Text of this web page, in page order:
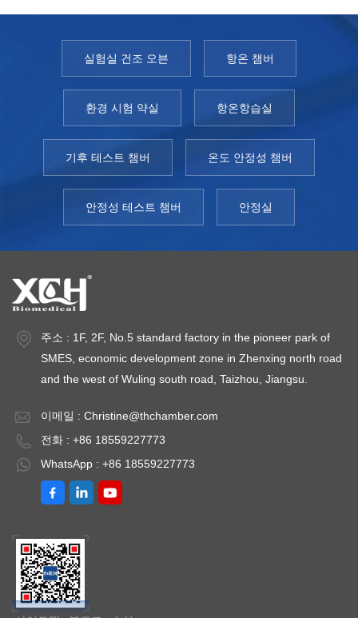
실험실 건조 오븐 항온 챔버
환경 시험 약실 항온항습실
기후 테스트 챔버 온도 안정성 챔버
안정성 테스트 챔버 안정실
주소 : 1F, 2F, No.5 standard factory in the pioneer park of
SMES, economic development zone in Zhenxing north road
and the west of Wuling south road, Taizhou, Jiangsu.
이메일 : Christine@thchamber.com
전화 : +86 18559227773
WhatsApp : +86 18559227773